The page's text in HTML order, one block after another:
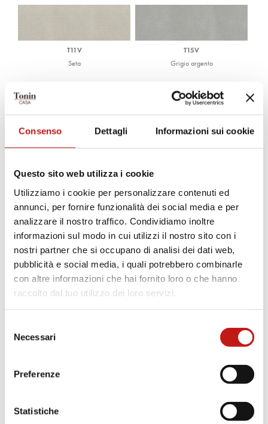
Consenso Dettagli Informazioni sui cookie
Questo sito web utilizza i cookie
Utilizziamo i cookie per personalizzare contenuti ed
annunci, per fornire funzionalità dei social media e per
analizzare il nostro traffico. Condividiamo inoltre
informazioni sul modo in cui utilizzi il nostro sito con i
nostri partner che si occupano di analisi dei dati web,
pubblicità e social media, i quali potrebbero combinarle
con altre informazioni che hai fornito loro o che hanno
raccolto dal tuo utilizzo dei loro servizi.
delNecessari
Preferenze
Statistiche
T11V
Seta
T15V
Grigio argento
T08V
T07V
Ottanio
T16V
Verde scuro
T14V
Carta da zucchero
T10V
Blu profondo